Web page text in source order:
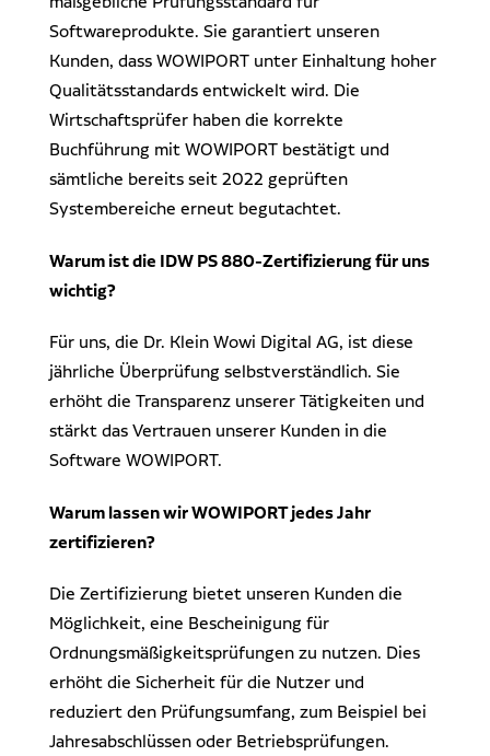
Ansprechpartner
Experten finden
Regionale Experten
Kontakt aufnehmen
Pressekontakt
Dr. Klein Wowi Business Lunch
Investitionsrechnung trifft Unternehmensplanung
WOWIPORT: Einfach zu lernen, einfach zu bedienen
Alle Veranstaltungen anzeigen
Softwareprodukte. Sie garantiert unseren
Kunden, dass WOWIPORT unter Einhaltung hoher
Qualitätsstandards entwickelt wird. Die
Wirtschaftsprüfer haben die korrekte
Buchführung mit WOWIPORT bestätigt und
sämtliche bereits seit 2022 geprüften
Systembereiche erneut begutachtet.
Warum ist die IDW PS 880-Zertifizierung für uns
wichtig?
Für uns, die Dr. Klein Wowi Digital AG, ist diese
jährliche Überprüfung selbstverständlich. Sie
erhöht die Transparenz unserer Tätigkeiten und
stärkt das Vertrauen unserer Kunden in die
Software WOWIPORT.
Warum lassen wir WOWIPORT jedes Jahr
zertifizieren?
Die Zertifizierung bietet unseren Kunden die
Möglichkeit, eine Bescheinigung für
Ordnungsmäßigkeitsprüfungen zu nutzen. Dies
erhöht die Sicherheit für die Nutzer und
reduziert den Prüfungsumfang, zum Beispiel bei
Jahresabschlüssen oder Betriebsprüfungen.